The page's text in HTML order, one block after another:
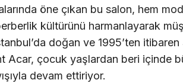
öne çıkan bu salon, hem
kültürünü harmanlayarak
doğan ve 1995’ten itibaren
Acar, çocuk yaşlardan beri içinde
devam ettiriyor.